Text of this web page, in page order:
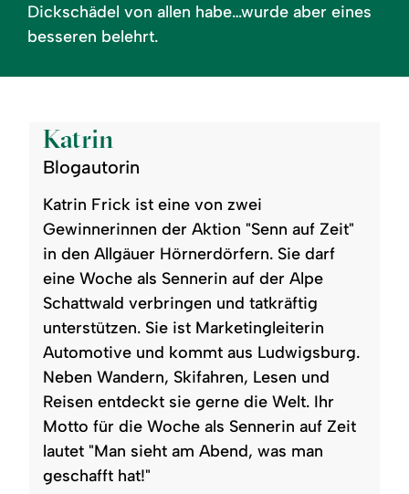
Dickschädel von allen habe…wurde aber eines
besseren belehrt.
Katrin
Blogautorin
Katrin Frick ist eine von zwei
Gewinnerinnen der Aktion "Senn auf Zeit"
in den Allgäuer Hörnerdörfern. Sie darf
eine Woche als Sennerin auf der Alpe
Schattwald verbringen und tatkräftig
unterstützen. Sie ist Marketingleiterin
Automotive und kommt aus Ludwigsburg.
Neben Wandern, Skifahren, Lesen und
Reisen entdeckt sie gerne die Welt. Ihr
Motto für die Woche als Sennerin auf Zeit
lautet "Man sieht am Abend, was man
geschafft hat!"